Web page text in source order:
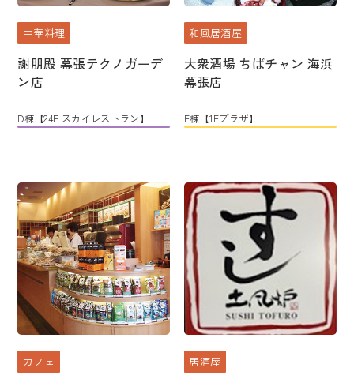
中華料理
謝朋殿 幕張テクノガーデ
ン店
D棟【24F スカイレストラン】
和風居酒屋
大衆酒場 ちばチャン 海浜
幕張店
F棟【1Fプラザ】
カフェ 居酒屋